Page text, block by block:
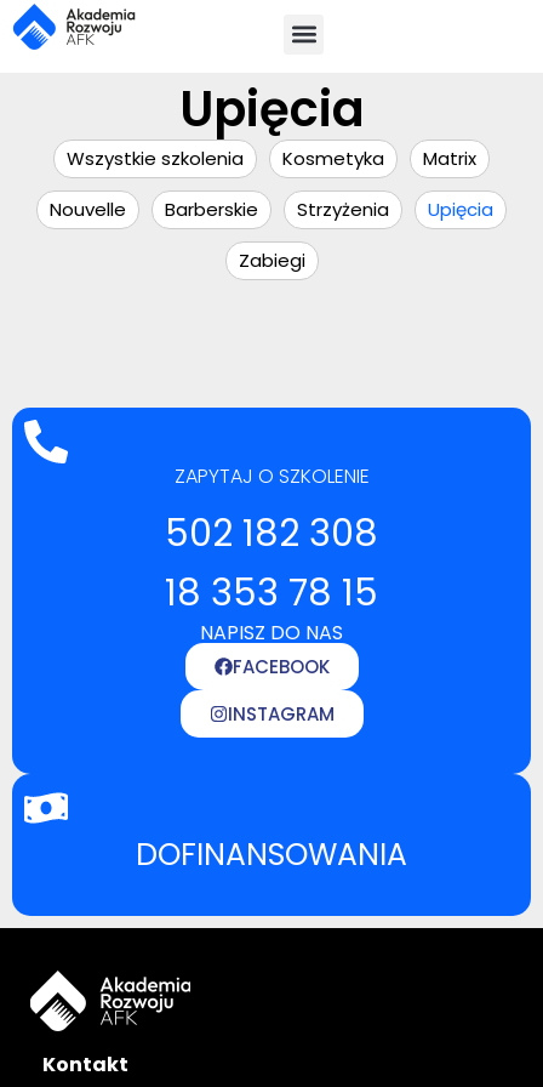
Upięcia
Wszystkie szkolenia Kosmetyka
Matrix
Nouvelle
Barberskie Strzyżenia
Upięcia
Zabiegi
ZAPYTAJ O SZKOLENIE
502 182 308
18 353 78 15
NAPISZ DO NAS
FACEBOOK
INSTAGRAM
DOFINANSOWANIA
Kontakt